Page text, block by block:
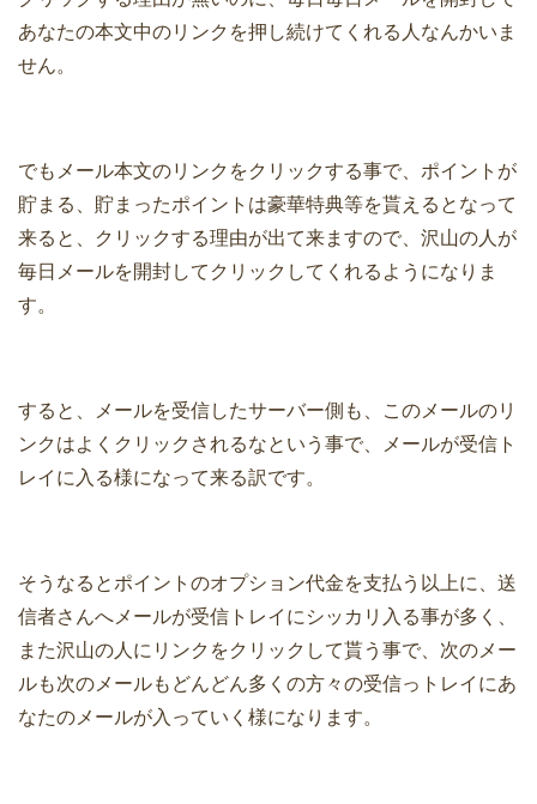
あなたの本文中のリンクを押し続けてくれる人なんかいま
せん。
でもメール本文のリンクをクリックする事で、ポイントが
貯まる、貯まったポイントは豪華特典等を貰えるとなって
来ると、クリックする理由が出て来ますので、沢山の人が
毎日メールを開封してクリックしてくれるようになりま
す。
すると、メールを受信したサーバー側も、このメールのリ
ンクはよくクリックされるなという事で、メールが受信ト
レイに入る様になって来る訳です。
そうなるとポイントのオプション代金を支払う以上に、送
信者さんへメールが受信トレイにシッカリ入る事が多く、
また沢山の人にリンクをクリックして貰う事で、次のメー
ルも次のメールもどんどん多くの方々の受信っトレイにあ
なたのメールが入っていく様になります。